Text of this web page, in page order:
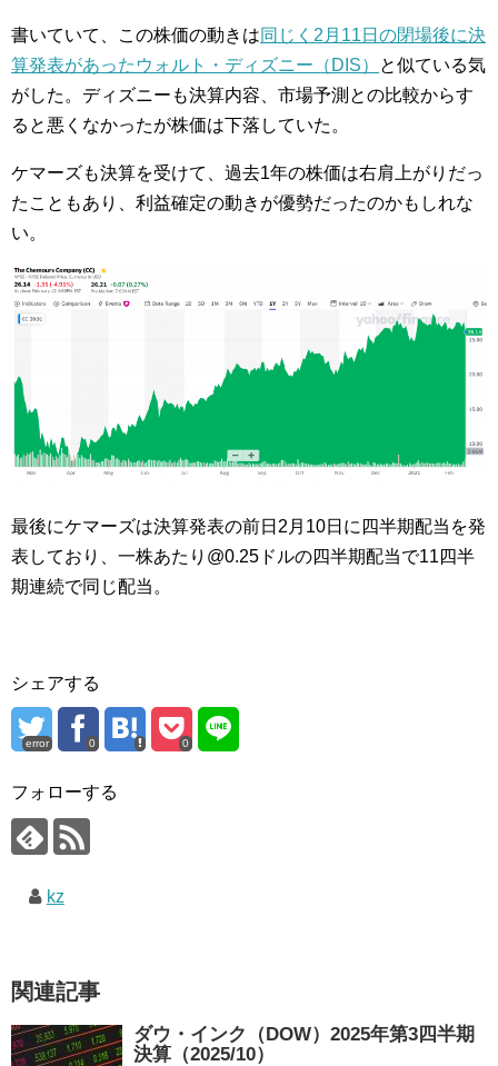
書いていて、この株価の動きは同じく2月11日の閉場後に決
算発表があったウォルト・ディズニー（DIS）
と似ている気
がした。ディズニーも決算内容、市場予測との比較からす
ると悪くなかったが株価は下落していた。
ケマーズも決算を受けて、過去1年の株価は右肩上がりだっ
たこともあり、利益確定の動きが優勢だったのかもしれな
い。
最後にケマーズは決算発表の前日2月10日に四半期配当を発
表しており、一株あたり@0.25ドルの四半期配当で11四半
期連続で同じ配当。
シェアする
error 0 0
フォローする
kz
関連記事
ダウ・インク（DOW）2025年第3四半期
決算（2025/10）